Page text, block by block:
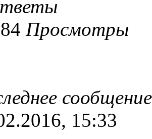
Просмотры
15:33